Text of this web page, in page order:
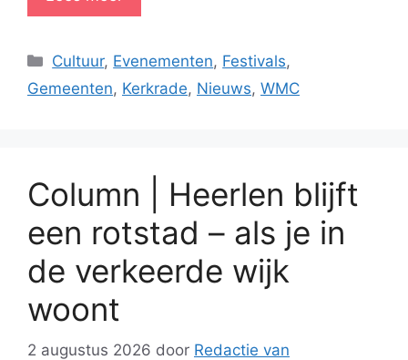
Categorieën
Cultuur, Evenementen, Festivals,
Gemeenten, Kerkrade, Nieuws, WMC
Column | Heerlen blijft
een rotstad – als je in
de verkeerde wijk
woont
2 augustus 2026 door Redactie van